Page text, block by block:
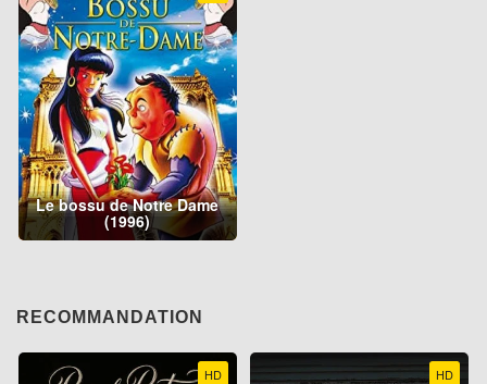
Le bossu de Notre Dame
(1996)
RECOMMANDATION
HD HD